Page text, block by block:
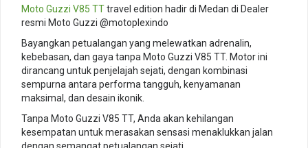
Moto Guzzi V85 TTtravel edition hadir di Medan di Dealer
resmi Moto Guzzi @motoplexindo
Bayangkan petualangan yang melewatkan adrenalin,
kebebasan, dan gaya tanpa Moto Guzzi V85 TT. Motor ini
dirancang untuk penjelajah sejati, dengan kombinasi
sempurna antara performa tangguh, kenyamanan
maksimal, dan desain ikonik.
Tanpa Moto Guzzi V85 TT, Anda akan kehilangan
kesempatan untuk merasakan sensasi menaklukkan jalan